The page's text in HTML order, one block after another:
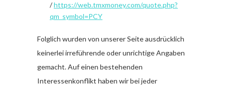
/https://web.tmxmoney.com/quote.php?
qm_symbol=PCY
Folglich wurden von unserer Seite ausdrücklich
keinerlei irreführende oder unrichtige Angaben
gemacht. Auf einen bestehenden
Interessenkonflikt haben wir bei jeder